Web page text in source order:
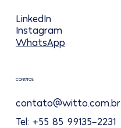
LinkedIn
Instagram
WhatsApp
CONTATOS
contato@witto.com.br
Tel: +55 85 99135-2231